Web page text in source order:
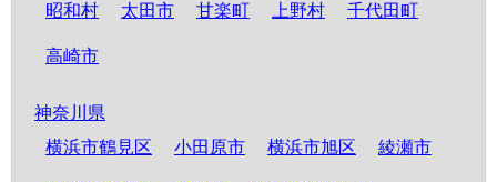
昭和村 太田市 甘楽町 上野村 千代田町
高崎市
神奈川県
横浜市鶴見区
小田原市 横浜市旭区 綾瀬市